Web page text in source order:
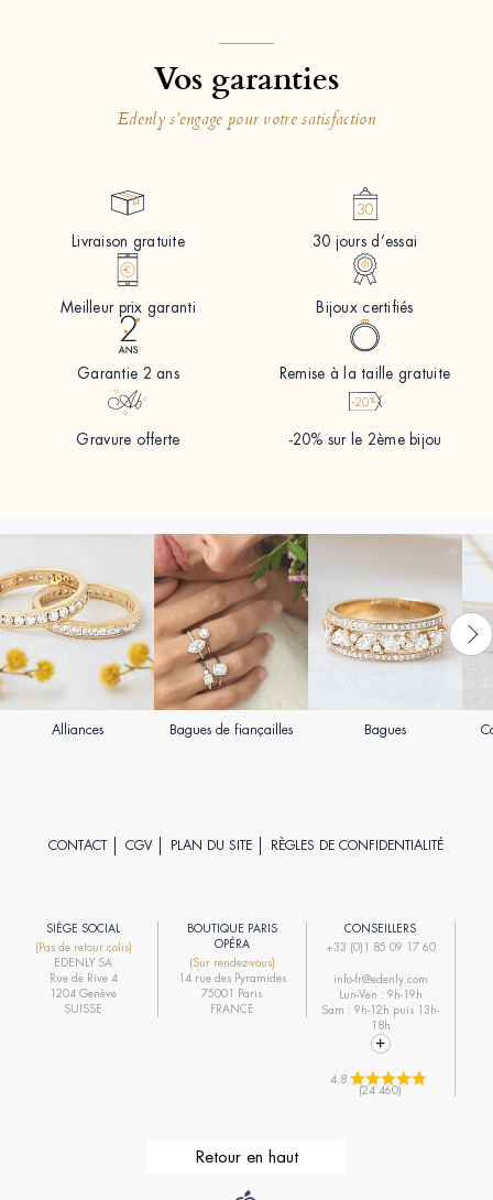
Vos garanties
Edenly s'engage pour votre satisfaction
Livraison gratuite 30 jours d’essai
Meilleur prix garanti Bijoux certifiés
Garantie 2 ans Remise à la taille gratuite
Gravure offerte -20% sur le 2ème bijou
Alliances Bagues de fiançailles Bagues
CONTACT CGV PLAN DU SITE RÈGLES DE CONFIDENTIALITÉ
SIÈGE SOCIAL
(Pas de retour colis)
EDENLY SA
Rue de Rive 4
1204 Genève
SUISSE
BOUTIQUE PARIS
OPÉRA
(Sur rendez-vous)
14 rue des Pyramides
75001 Paris
FRANCE
CONSEILLERS
+33 (0)1 85 09 17 60
info-fr@edenly.com
Lun-Ven : 9h-19h
Sam : 9h-12h puis 13h-
18h
4.8
(24 460)
Retour en haut